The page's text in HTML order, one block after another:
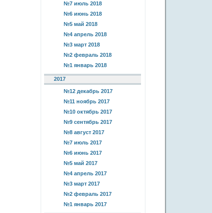
№7 июль 2018
№6 июнь 2018
№5 май 2018
№4 апрель 2018
№3 март 2018
№2 февраль 2018
№1 январь 2018
2017
№12 декабрь 2017
№11 ноябрь 2017
№10 октябрь 2017
№9 сентябрь 2017
№8 август 2017
№7 июль 2017
№6 июнь 2017
№5 май 2017
№4 апрель 2017
№3 март 2017
№2 февраль 2017
№1 январь 2017